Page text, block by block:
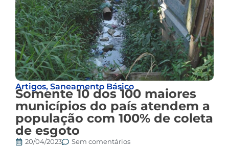
Artigos, Saneamento Básico
Somente 10 dos 100 maiores
municípios do país atendem a
população com 100% de coleta
de esgoto
20/04/2023 Sem comentários